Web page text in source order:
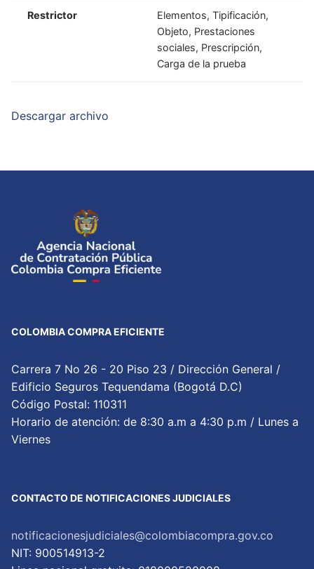
Restrictor
Elementos, Tipificación,
Objeto, Prestaciones
sociales, Prescripción,
Carga de la prueba
Descargar archivo
COLOMBIA COMPRA EFICIENTE
Carrera 7 No 26 - 20 Piso 23 / Dirección General /
Edificio Seguros Tequendama (Bogotá D.C)
Código Postal: 110311
Horario de atención: de 8:30 a.m a 4:30 p.m / Lunes a
Viernes
CONTACTO DE NOTIFICACIONES JUDICIALES
notificacionesjudiciales@colombiacompra.gov.co
NIT: 900514913-2